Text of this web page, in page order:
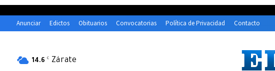
Anunciar Edictos Obituarios Convocatorias Política de Privacidad Contacto
14.6 C Zárate